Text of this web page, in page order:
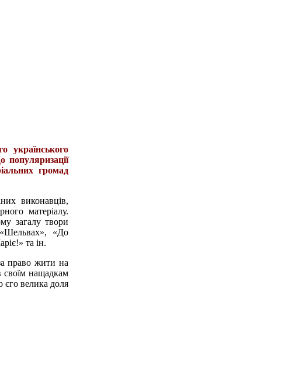
українського
громад
виконавців,
матеріалу.
загалу твори
«До
та ін.
право жити на
своїм нащадкам
велика доля